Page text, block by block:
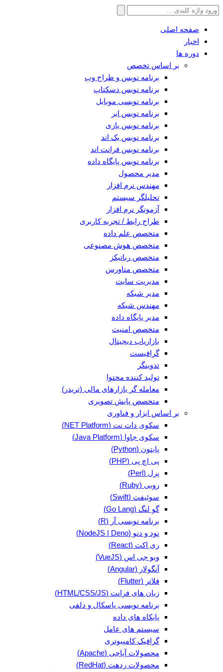
جستجو
صفحه اصلی
اخبار
دوره ها
بر اساس تخصص
برنامه نویس و طراح وب
برنامه نویس دسکتاپ
برنامه نویسی موبایل
برنامه نویس ابر
برنامه نویس بازی
برنامه نویس بک اند
برنامه نویس فرانت اند
برنامه نویس پایگاه داده
مدیر محصول
مهندس نرم افزار
تحلیلگر سیستم
آزمونگر نرم افزار
طراح رابط / تجربه کاربری
متخصص علم داده
متخصص هوش مصنوعی
متخصص رباتیکز
متخصص متاورس
مدیریت سایت
مدیر شبکه
مهندس شبکه
مدیر پایگاه داده
متخصص امنیت
بازاریاب دیجیتال
گرافیست
تدوینگر
تولید کننده محتوا
معامله گر بازارهای مالی (تریدر)
متخصص پایش تصویری
بر اساس ابزار و فناوری
سکوی دات نت (NET Platform)
سکوی جاوا (Java Platform)
پایتون (Python)
پی اچ پی (PHP)
پرل (Perl)
روبی (Ruby)
سوئیفت (Swift)
گو لنگ (Go Lang)
برنامه نویسی آر (R)
نود و دنو (NodeJS | Deno)
ری اکت (React)
ویو جی اس (VueJS)
آنگولار (Angular)
فلاتر (Flutter)
زبان های فرانت (HTML/CSS/JS)
برنامه نویسی پاسکال و دلفی
پایکاه های داده
سیستم های عامل
گرافیک کامپیوتری
محصولات آپاچی (Apache)
محصولات ردهت (RedHat)